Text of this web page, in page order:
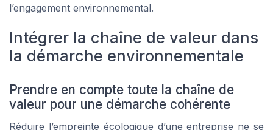
l’engagement environnemental.
Intégrer la chaîne de valeur dans
la démarche environnementale
Prendre en compte toute la chaîne de
valeur pour une démarche cohérente
Réduire l’empreinte écologique d’une entreprise ne se